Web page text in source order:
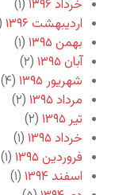
خرداد ۱۳۹۶
(۱)
اردیبهشت ۱۳۹۶
بهمن ۱۳۹۵
(۱)
آبان ۱۳۹۵
(۲)
شهریور ۱۳۹۵
(۴)
مرداد ۱۳۹۵
(۲)
تیر ۱۳۹۵
(۲)
خرداد ۱۳۹۵
(۱)
فروردین ۱۳۹۵
(۱)
اسفند ۱۳۹۴
(۱)